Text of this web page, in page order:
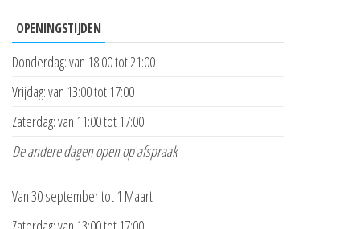
OPENINGSTIJDEN
Donderdag: van 18:00 tot 21:00
Vrijdag: van 13:00 tot 17:00
Zaterdag: van 11:00 tot 17:00
De andere dagen open op afspraak
Van 30 september tot 1 Maart